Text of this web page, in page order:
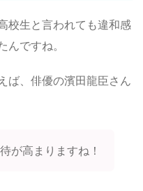
校生と言われても違和感
ですね。
ば、俳優の濱田龍臣さん
が高まりますね！